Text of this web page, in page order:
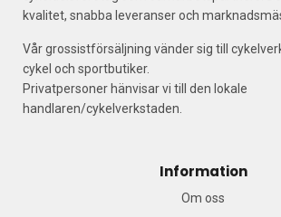
kvalitet, snabba leveranser och
Vår grossistförsäljning vänder sig till
cykel och sportbutiker.
Privatpersoner hänvisar vi till den lokale
handlaren/cykelverkstaden.
Information
Om oss